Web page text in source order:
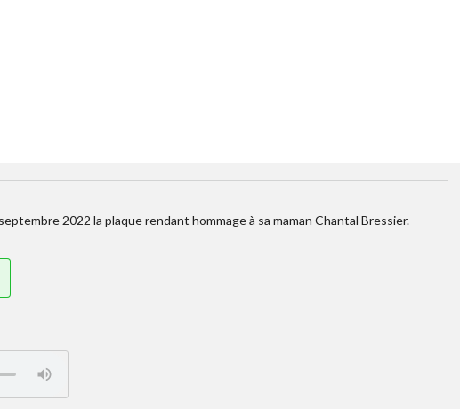
2022 la plaque rendant hommage à sa maman Chantal Bressier.